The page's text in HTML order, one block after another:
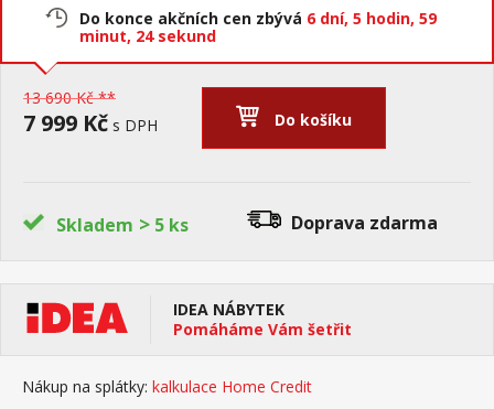
Do konce akčních cen zbývá 6 dní, 5 hodin, 59
minut, 23 sekund
13 690 Kč **
7 999 Kč s DPH Do košíku
Skladem > 5 ks Doprava zdarma
IDEA NÁBYTEK
Pomáháme Vám šetřit
Nákup na splátky: kalkulace Home Credit